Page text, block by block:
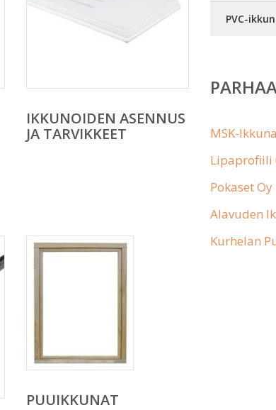
IKKUNOIDEN ASENNUS
JA TARVIKKEET
PUUIKKUNAT
PVC-
MSK-
Lipaprofiili
Pokaset Oy
Alavuden
Kurhelan